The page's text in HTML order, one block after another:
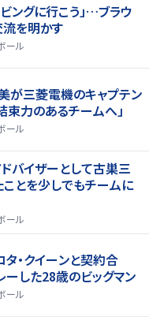
ングに行こう」…ブラウ
流を明かす
ール
が三菱電機のキャプテン
力のあるチームへ」
ール
バイザーとして古巣三
とを少しでもチームに
ール
・クイーンと契約合
した28歳のビッグマン
ール